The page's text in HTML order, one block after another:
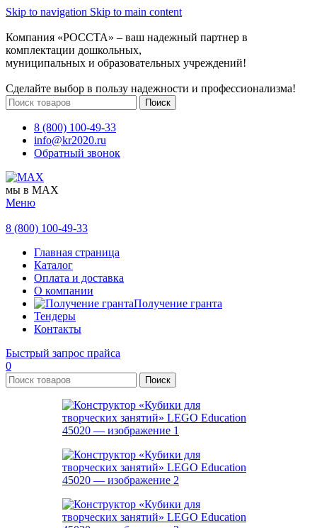
Skip to navigation Skip to main content
Компания «РОССТА» – ваш надежный партнер в
комплектации дошкольных,
муниципальных и образовательных учреждений!
Сделайте выбор в пользу надежности и профессионализма!
Поиск
8 (800) 100-49-33
info@kr2020.ru
Обратный звонок
мы в MAX
Меню
8 (800) 100-49-33
Главная страница
Каталог
Оплата и доставка
О компании
Получение гранта
Тендеры
Контакты
Быстрый запрос прайса
0
Поиск